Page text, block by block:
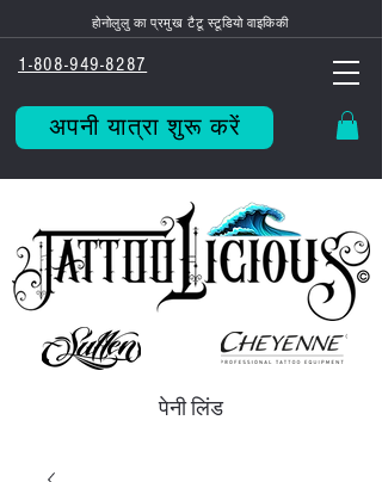
होनोलुलु का प्रमुख टैटू स्टूडियो वाइकिकी
1-808-949-8287
अपनी यात्रा शुरू करें
पेनी लिंड